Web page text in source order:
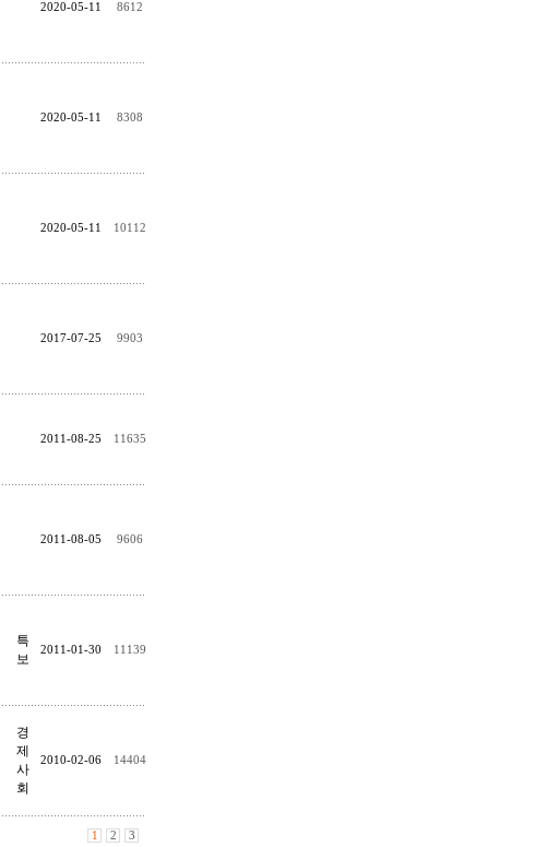
2020-05-11 8612
2020-05-11 8308
2020-05-11 10112
2017-07-25 9903
2011-08-25 11635
2011-08-05 9606
특
보
2011-01-30 11139
경
제
사
회
2010-02-06 14404
1 2 3